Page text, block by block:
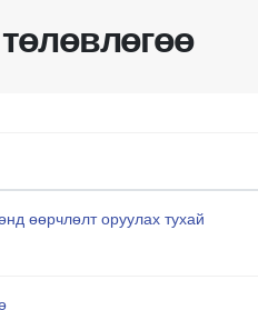
өөрчлөлт оруулах тухай